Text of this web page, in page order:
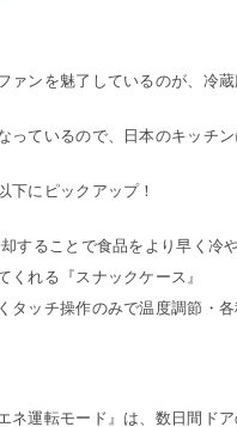
ンを魅了しているのが、冷蔵
っているので、日本のキッチ
下にピックアップ！
することで食品をより早く冷
くれる『スナックケース』
タッチ操作のみで温度調節・
ネ運転モード』は、数日間ド